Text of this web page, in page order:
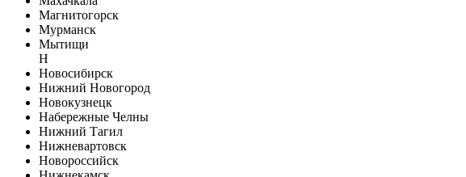
Магнитогорск
Мурманск
Мытищи
Н
Новосибирск
Нижний Новогород
Новокузнецк
Набережные Челны
Нижний Тагил
Нижневартовск
Новороссийск